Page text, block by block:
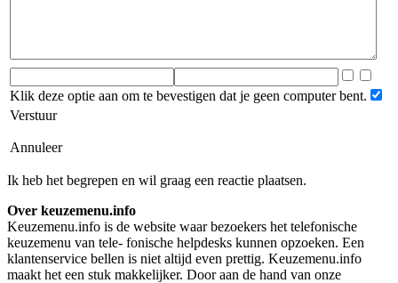
Klik deze optie aan om te bevestigen dat je geen computer bent.
Verstuur
Annuleer
Ik heb het begrepen en wil graag een reactie plaatsen.
Over keuzemenu.info
Keuzemenu.info is de website waar bezoekers het telefonische
keuzemenu van tele- fonische helpdesks kunnen opzoeken. Een
klantenservice bellen is niet altijd even prettig. Keuzemenu.info
maakt het een stuk makkelijker. Door aan de hand van onze